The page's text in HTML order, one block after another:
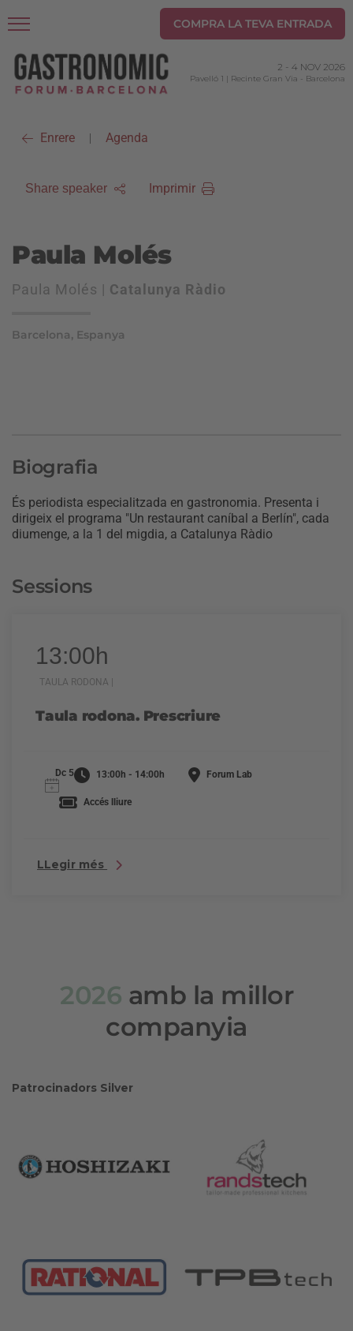
COMPRA LA TEVA ENTRADA
2 - 4 NOV 2026
Pavelló 1 | Recinte Gran Via - Barcelona
Enrere | Agenda
Share speaker Imprimir
Paula Molés
Paula Molés | Catalunya Ràdio
Barcelona, Espanya
Biografia
És periodista especialitzada en gastronomia. Presenta i
dirigeix el programa "Un restaurant caníbal a Berlín", cada
diumenge, a la 1 del migdia, a Catalunya Ràdio
Sessions
13:00h
TAULA RODONA |
Taula rodona. Prescriure
Dc 5 13:00h - 14:00h Forum Lab
Accés lliure
LLegir més
2026 amb la millor
companyia
Patrocinadors Silver